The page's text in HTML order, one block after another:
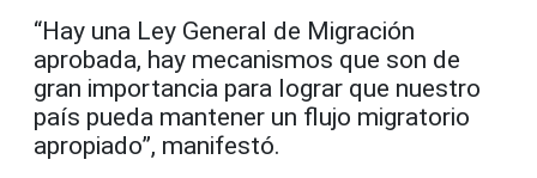
“Hay una Ley General de Migración
aprobada, hay mecanismos que son de
gran importancia para lograr que nuestro
país pueda mantener un flujo migratorio
apropiado”, manifestó.